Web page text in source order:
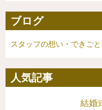
ブログ
スタッフの想い・できごと
人気記事
結婚